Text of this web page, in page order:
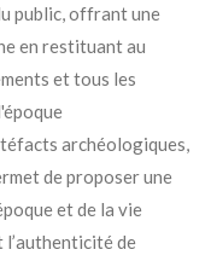
public,offrant une
en restituantau
et tous les
archéologiques,
deproposer une
et de la vie
l’authenticité de